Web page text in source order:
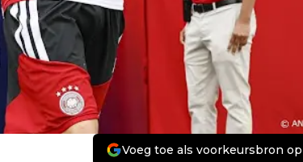
Voeg toe als voorkeursbron